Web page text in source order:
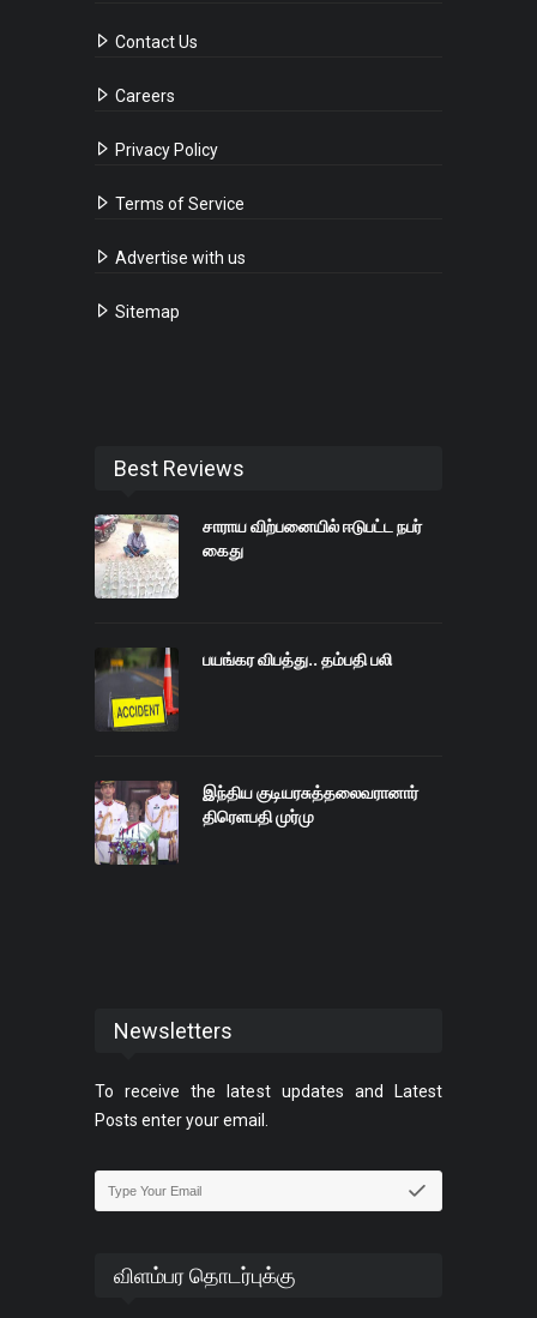
Contact Us
Careers
Privacy Policy
Terms of Service
Advertise with us
Sitemap
Best Reviews
சாராய விற்பனையில் ஈடுபட்ட நபர்
கைது
பயங்கர விபத்து.. தம்பதி பலி
இந்திய குடியரசுத்தலைவரானார்
திரெளபதி முர்மு
Newsletters
To receive the latest updates and Latest
Posts enter your email.
விளம்பர தொடர்புக்கு